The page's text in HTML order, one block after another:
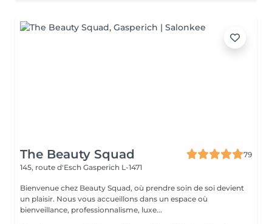
The Beauty Squad
79
145, route d'Esch Gasperich L-1471
Bienvenue chez Beauty Squad, où prendre soin de soi devient
un plaisir. Nous vous accueillons dans un espace où
bienveillance, professionnalisme, luxe...